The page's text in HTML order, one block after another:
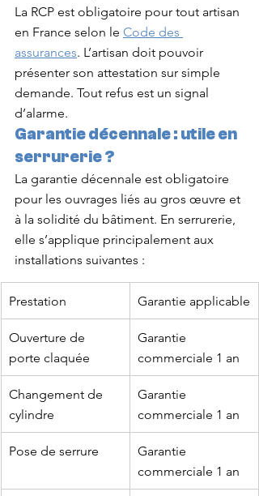
La RCP est obligatoire pour tout artisan
en France selon le Code des
assurances. L’artisan doit pouvoir
présenter son attestation sur simple
demande. Tout refus est un signal
d’alarme.
Garantie décennale : utile en
serrurerie ?
La garantie décennale est obligatoire
pour les ouvrages liés au gros œuvre et
à la solidité du bâtiment. En serrurerie,
elle s’applique principalement aux
installations suivantes :
Prestation Garantie applicable
Ouverture de
porte claquée
Garantie
commerciale 1 an
Changement de
cylindre
Garantie
commerciale 1 an
Pose de serrure
Garantie
commerciale 1 an